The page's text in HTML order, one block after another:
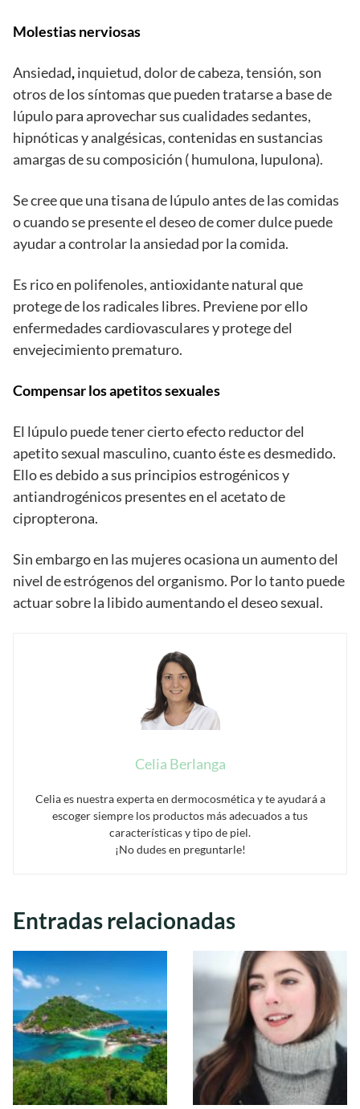
Molestias nerviosas
Ansiedad,inquietud, dolor de cabeza, tensión, son
otros de los síntomas que pueden tratarse a base de
lúpulo para aprovechar sus cualidades sedantes,
hipnóticas y analgésicas, contenidas en sustancias
amargas de su composición ( humulona, lupulona).
Se cree que una tisana de lúpulo antes de las comidas
o cuando se presente el deseo de comer dulce puede
ayudar a controlar la ansiedad por la comida.
Es rico en polifenoles, antioxidante natural que
protege de los radicales libres. Previene por ello
enfermedades cardiovasculares y protege del
envejecimiento prematuro.
Compensar los apetitos sexuales
El lúpulo puede tener cierto efecto reductor del
apetito sexual masculino, cuanto éste es desmedido.
Ello es debido a sus principios estrogénicos y
antiandrogénicos presentes en el acetato de
cipropterona.
Sin embargo en las mujeres ocasiona un aumento del
nivel de estrógenos del organismo. Por lo tanto puede
actuar sobre la libido aumentando el deseo sexual.
Celia Berlanga
Celia es nuestra experta en dermocosmética y te ayudará a
escoger siempre los productos más adecuados a tus
características y tipo de piel.
¡No dudes en preguntarle!
Entradas relacionadas